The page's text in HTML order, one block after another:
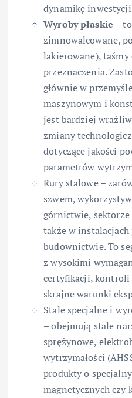
dynamikę
Wyroby płaskie –
zimnowalcowane,
lakierowane), taśmy
przeznaczenia.
głównie w
maszynowym i
jest bardziej
zmiany
dotyczące jakości
parametrów
Rury stalowe –
szwem,
górnictwie,
także w instalacjach
budownictwie. To
z wysokimi
certyfikacji, kontroli
skrajne warunki
Stale specjalne i
– obejmują stale
sprężynowe,
wytrzymałości
produkty o
magnetycznych czy